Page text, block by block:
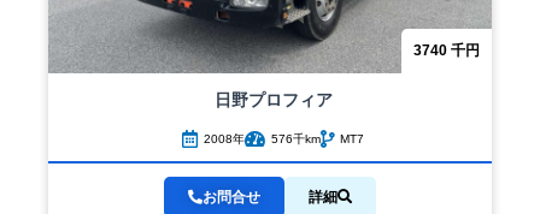
3740 千円
日野プロフィア
2008年 576千km MT7
お問合せ 詳細